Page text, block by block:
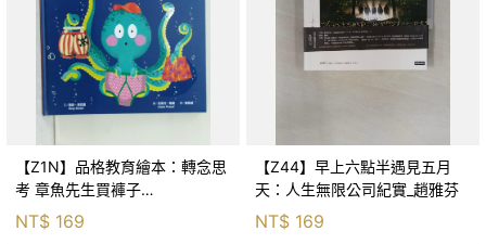
【Z1N】品格教育繪本：轉念思
考 章魚先生買褲子
(Octopants)_蘇西‧西尼爾, 黃筱
NT$ 169
【Z44】早上六點半遇見五月
天：人生無限公司紀實_趙雅芬
NT$ 169